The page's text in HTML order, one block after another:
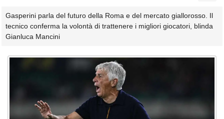
Gasperini parla del futuro della Roma e del mercato giallorosso. Il
tecnico conferma la volontà di trattenere i migliori giocatori, blinda
Gianluca Mancini